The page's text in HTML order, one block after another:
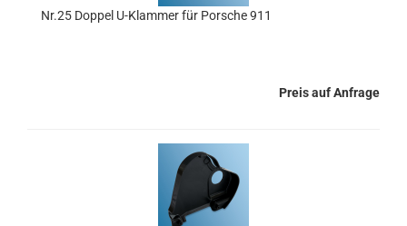
Nr.25 Doppel U-Klammer für Porsche 911
Preis auf Anfrage